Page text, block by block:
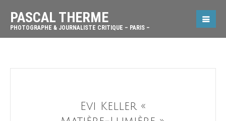
PASCAL THERME
PHOTOGRAPHE & JOURNALISTE CRITIQUE – PARIS –
Evi Keller «